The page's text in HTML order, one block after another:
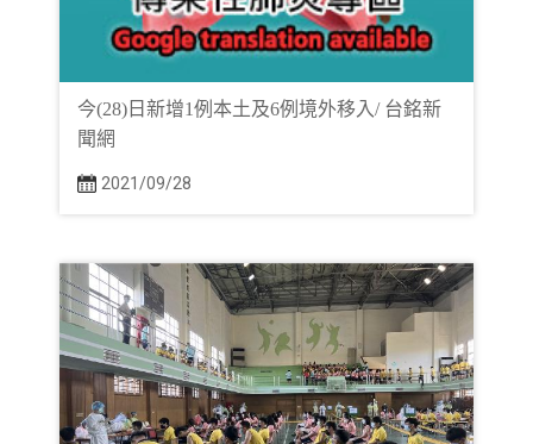
今(28)日新增1例本土及6例境外移入/ 台銘新
聞網
2021/09/28